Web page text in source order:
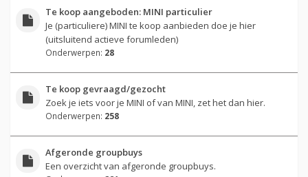
Te koop aangeboden: MINI particulier
Je (particuliere) MINI te koop aanbieden doe je hier
(uitsluitend actieve forumleden)
Onderwerpen: 28
Te koop gevraagd/gezocht
Zoek je iets voor je MINI of van MINI, zet het dan hier.
Onderwerpen: 258
Afgeronde groupbuys
Een overzicht van afgeronde groupbuys.